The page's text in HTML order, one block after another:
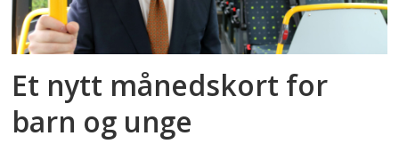
Et nytt månedskort for
barn og unge